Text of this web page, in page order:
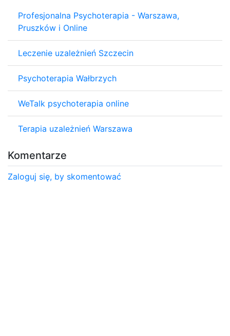
Profesjonalna Psychoterapia - Warszawa,
Pruszków i Online
Leczenie uzależnień Szczecin
Psychoterapia Wałbrzych
WeTalk psychoterapia online
Terapia uzależnień Warszawa
Komentarze
Zaloguj się, by skomentować